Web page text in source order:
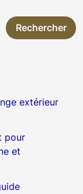
Rechercher
extérieur
pour
et